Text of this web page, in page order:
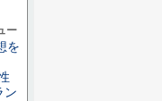
ー
を
ン